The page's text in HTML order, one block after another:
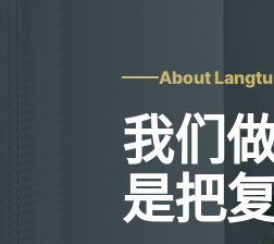
About Langtu
我们
是把